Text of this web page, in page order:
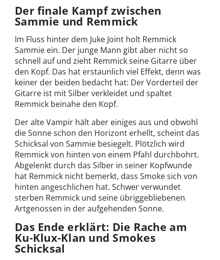
Der finale Kampf zwischen
Sammie und Remmick
Im Fluss hinter dem Juke Joint holt Remmick
Sammie ein. Der junge Mann gibt aber nicht so
schnell auf und zieht Remmick seine Gitarre über
den Kopf. Das hat erstaunlich viel Effekt, denn was
keiner der beiden bedacht hat: Der Vorderteil der
Gitarre ist mit Silber verkleidet und spaltet
Remmick beinahe den Kopf.
Der alte Vampir hält aber einiges aus und obwohl
die Sonne schon den Horizont erhellt, scheint das
Schicksal von Sammie besiegelt. Plötzlich wird
Remmick von hinten von einem Pfahl durchbohrt.
Abgelenkt durch das Silber in seiner Kopfwunde
hat Remmick nicht bemerkt, dass Smoke sich von
hinten angeschlichen hat. Schwer verwundet
sterben Remmick und seine übriggebliebenen
Artgenossen in der aufgehenden Sonne.
Das Ende erklärt: Die Rache am
Ku-Klux-Klan und Smokes
Schicksal